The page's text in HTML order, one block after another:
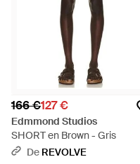
166 €127 €
Edmmond Studios
SHORT en Brown - Gris
De REVOLVE